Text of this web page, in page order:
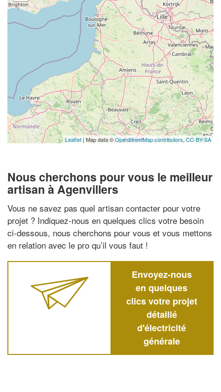
Leaflet | Map data ©OpenStreetMap contributors, CC-BY-SA
Nous cherchons pour vous le meilleur
artisan à Agenvillers
Vous ne savez pas quel artisan contacter pour votre
projet ? Indiquez-nous en quelques clics votre besoin
ci-dessous, nous cherchons pour vous et vous mettons
en relation avec le pro qu’il vous faut !
Envoyez-nous
en quelques
clics votre projet
détaillé
d'électricité
générale